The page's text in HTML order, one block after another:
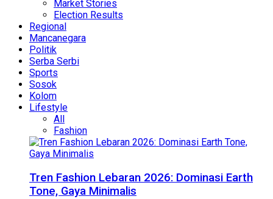
Market Stories
Election Results
Regional
Mancanegara
Politik
Serba Serbi
Sports
Sosok
Kolom
Lifestyle
All
Fashion
Tren Fashion Lebaran 2026: Dominasi Earth
Tone, Gaya Minimalis